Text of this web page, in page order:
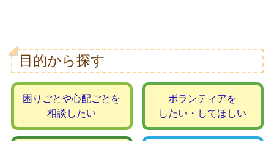
目的から探す
困りごとや心配ごとを
相談したい
ボランティアを
したい・してほしい